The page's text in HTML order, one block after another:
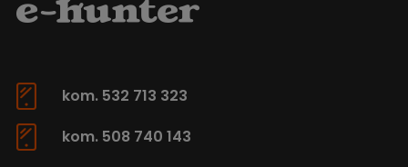
kom. 532 713 323
kom. 508 740 143